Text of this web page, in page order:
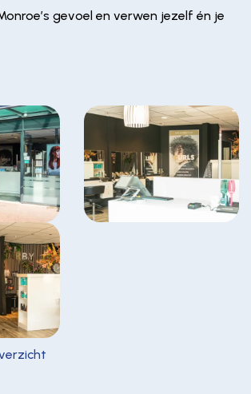
gevoel en verwen jezelf én je